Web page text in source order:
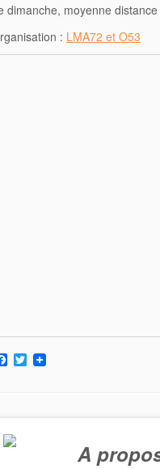
dimanche, moyenne
: LMA72 et O53
F
a
o
o
k
T
w
e
A